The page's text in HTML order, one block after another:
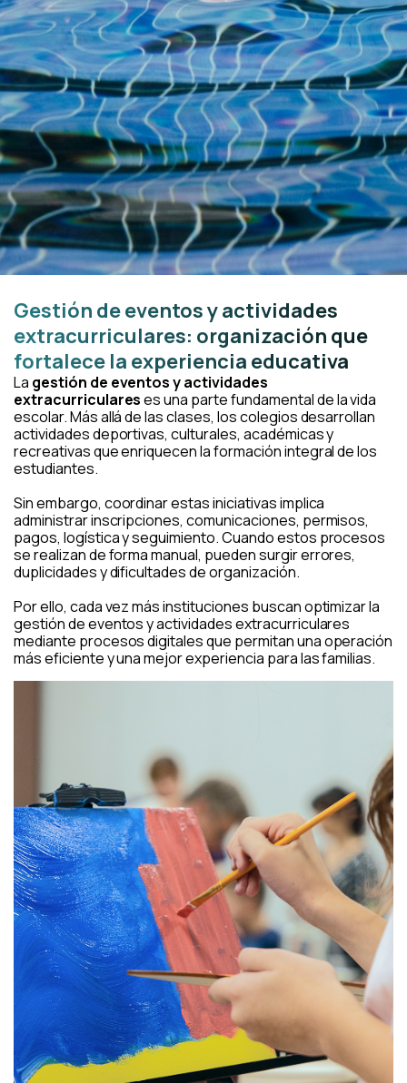
Gestión de eventos y actividades
extracurriculares: organización que
fortalece la experiencia educativa
La gestión de eventos y actividades
extracurriculareses una parte fundamental de la vida
escolar. Más allá de las clases, los colegios desarrollan
actividades deportivas, culturales, académicas y
recreativas que enriquecen la formación integral de los
estudiantes.
Sin embargo, coordinar estas iniciativas implica
administrar inscripciones, comunicaciones, permisos,
pagos, logística y seguimiento. Cuando estos procesos
se realizan de forma manual, pueden surgir errores,
duplicidades y dificultades de organización.
Por ello, cada vez más instituciones buscan optimizar la
gestión de eventos y actividades extracurriculares
mediante procesos digitales que permitan una operación
más eficiente y una mejor experiencia para las familias.